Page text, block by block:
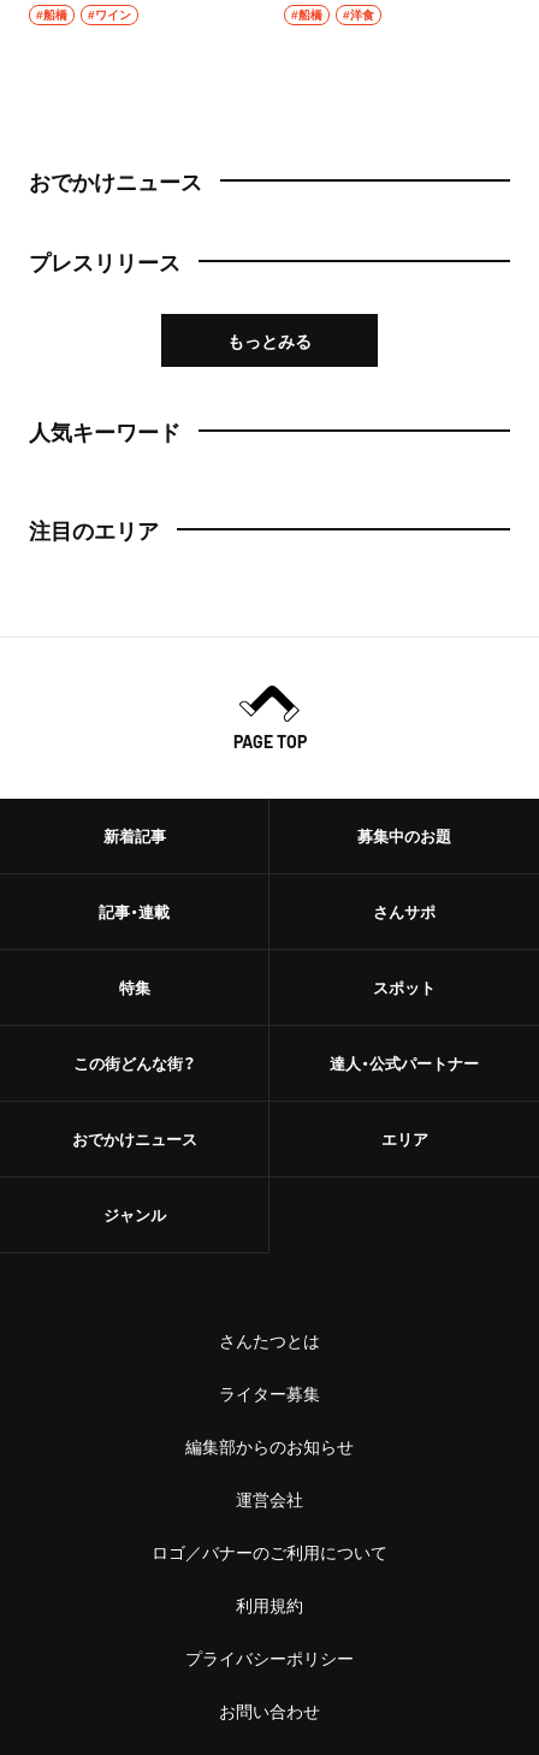
#船橋 #ワイン #船橋 #洋食
おでかけニュース
プレスリリース
もっとみる
人気キーワード
注目のエリア
PAGE TOP
新着記事
記事・連載
特集
この街どんな街？
おでかけニュース
募集中のお題
さんサポ
スポット
達人・公式パートナー
エリア
ジャンル
さんたつとは
ライター募集
編集部からのお知らせ
運営会社
ロゴ／バナーのご利用について
利用規約
プライバシーポリシー
お問い合わせ